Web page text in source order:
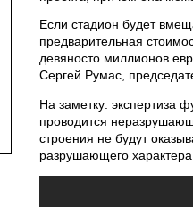
Если стадион будет
предварительная
девяносто миллионов
Сергей Румас,
На заметку: экспертиза
проводится
строения не будут
разрушающего